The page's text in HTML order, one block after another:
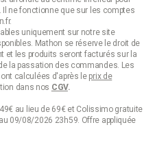
ne fonctionne que sur les comptes
uniquement sur notre site
Mathon se réserve le droit de
et les produits seront facturés sur la
la passation des commandes. Les
calculées d'après le prix de
dans nos CGV.
au lieu de 69€ et Colissimo gratuite
09/08/2026 23h59. Offre appliquée